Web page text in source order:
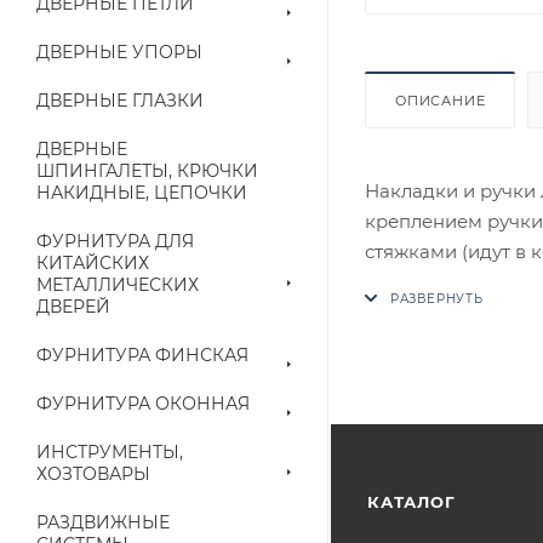
ДВЕРНЫЕ УПОРЫ
ДВЕРНЫЕ ГЛАЗКИ
ДВЕРНЫЕ
ШПИНГАЛЕТЫ, КРЮЧКИ
НАКИДНЫЕ, ЦЕПОЧКИ
ФУРНИТУРА ДЛЯ
КИТАЙСКИХ
МЕТАЛЛИЧЕСКИХ
ДВЕРЕЙ
ФУРНИТУРА ФИНСКАЯ
ФУРНИТУРА ОКОННАЯ
ИНСТРУМЕНТЫ,
ХОЗТОВАРЫ
РАЗДВИЖНЫЕ
ОПИСАНИЕ
Накладки и
креплением
стяжками (идут в
наличие на
КАТАЛОГ